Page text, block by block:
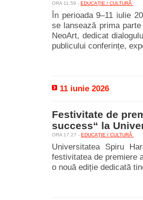
ORA 11.59 - EDUCAŢIE / CULTURĂ
În perioada 9–11 iulie
se lansează prima
NeoArt, dedicat
publicului conferințe,
11 iunie 2026
Festivitate de
success“ la
ORA 17.27 - EDUCAŢIE / CULTURĂ
Universitatea Spiru
festivitatea de premiere
o nouă ediție dedicată